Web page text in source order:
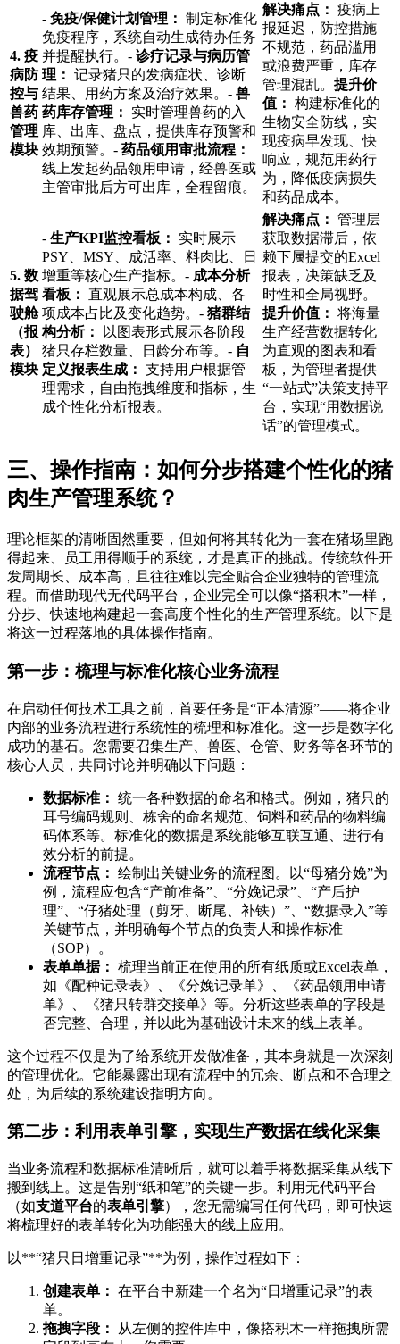
4. 疫
病防
控与
兽药
管理
模块
- 免疫/保健计划管理： 制定标准化
免疫程序，系统自动生成待办任务
并提醒执行。- 诊疗记录与病历管
理： 记录猪只的发病症状、诊断
结果、用药方案及治疗效果。- 兽
药库存管理：
实时管理兽药的入
库、出库、盘点，提供库存预警和
效期预警。- 药品领用审批流程：
线上发起药品领用申请，经兽医或
主管审批后方可出库，全程留痕。
解决痛点： 疫病上
报延迟，防控措施
不规范，药品滥用
或浪费严重，库存
管理混乱。 提升价
值： 构建标准化的
生物安全防线，实
现疫病早发现、快
响应，规范用药行
为，降低疫病损失
和药品成本。
5. 数
据驾
驶舱
（报
表）
模块
- 生产KPI监控看板：
实时展示
PSY、MSY、成活率、料肉比、日
增重等核心生产指标。- 成本分析
看板： 直观展示总成本构成、各
项成本占比及变化趋势。- 猪群结
构分析：
以图表形式展示各阶段
猪只存栏数量、日龄分布等。- 自
定义报表生成： 支持用户根据管
理需求，自由拖拽维度和指标，生
成个性化分析报表。
解决痛点： 管理层
获取数据滞后，依
赖下属提交的Excel
报表，决策缺乏及
时性和全局视野。
提升价值： 将海量
生产经营数据转化
为直观的图表和看
板，为管理者提供
“一站式”决策支持平
台，实现“用数据说
话”的管理模式。
三、操作指南：如何分步搭建个性化的猪
肉生产管理系统？
理论框架的清晰固然重要，但如何将其转化为一套在猪场里跑
得起来、员工用得顺手的系统，才是真正的挑战。传统软件开
发周期长、成本高，且往往难以完全贴合企业独特的管理流
程。而借助现代无代码平台，企业完全可以像“搭积木”一样，
分步、快速地构建起一套高度个性化的生产管理系统。以下是
将这一过程落地的具体操作指南。
第一步：梳理与标准化核心业务流程
在启动任何技术工具之前，首要任务是“正本清源”——将企业
内部的业务流程进行系统性的梳理和标准化。这一步是数字化
成功的基石。您需要召集生产、兽医、仓管、财务等各环节的
核心人员，共同讨论并明确以下问题：
数据标准： 统一各种数据的命名和格式。例如，猪只的
耳号编码规则、栋舍的命名规范、饲料和药品的物料编
码体系等。标准化的数据是系统能够互联互通、进行有
效分析的前提。
流程节点： 绘制出关键业务的流程图。以“母猪分娩”为
例，流程应包含“产前准备”、“分娩记录”、“产后护
理”、“仔猪处理（剪牙、断尾、补铁）”、“数据录入”等
关键节点，并明确每个节点的负责人和操作标准
（SOP）。
表单单据： 梳理当前正在使用的所有纸质或Excel表单，
如《配种记录表》、《分娩记录单》、《药品领用申请
单》、《猪只转群交接单》等。分析这些表单的字段是
否完整、合理，并以此为基础设计未来的线上表单。
这个过程不仅是为了给系统开发做准备，其本身就是一次深刻
的管理优化。它能暴露出现有流程中的冗余、断点和不合理之
处，为后续的系统建设指明方向。
第二步：利用表单引擎，实现生产数据在线化采集
当业务流程和数据标准清晰后，就可以着手将数据采集从线下
搬到线上。这是告别“纸和笔”的关键一步。利用无代码平台
（如支道平台的表单引擎），您无需编写任何代码，即可快速
将梳理好的表单转化为功能强大的线上应用。
以**“猪只日增重记录”**为例，操作过程如下：
创建表单： 在平台中新建一个名为“日增重记录”的表
单。
拖拽字段：
从左侧的控件库中，像搭积木一样拖拽所需